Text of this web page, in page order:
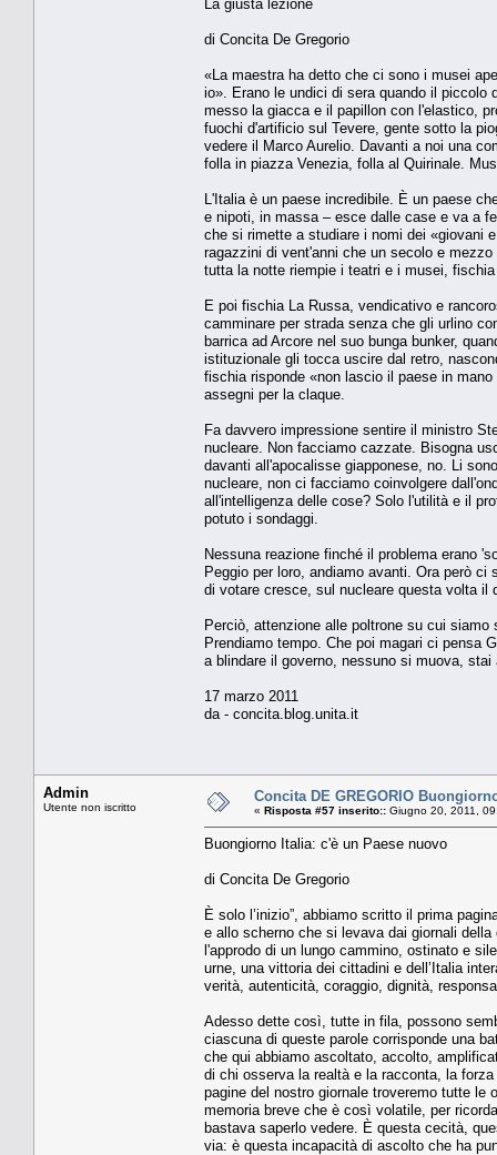
La giusta lezione
di Concita De Gregorio
«La maestra ha detto che ci sono i musei
io». Erano le undici di sera quando il
messo la giacca e il papillon con l'elastico,
fuochi d'artificio sul Tevere, gente sotto la
vedere il Marco Aurelio. Davanti a noi una
folla in piazza Venezia, folla al Quirinale.
L'Italia è un paese incredibile. È un paese
e nipoti, in massa – esce dalle case e va a
che si rimette a studiare i nomi dei «giovani
ragazzini di vent'anni che un secolo e
tutta la notte riempie i teatri e i musei,
E poi fischia La Russa, vendicativo e
camminare per strada senza che gli urlino
barrica ad Arcore nel suo bunga bunker,
istituzionale gli tocca uscire dal retro,
fischia risponde «non lascio il paese in
assegni per la claque.
Fa davvero impressione sentire il ministro
nucleare. Non facciamo cazzate. Bisogna
davanti all'apocalisse giapponese, no. Li
nucleare, non ci facciamo coinvolgere
all'intelligenza delle cose? Solo l'utilità e il
potuto i sondaggi.
Nessuna reazione finché il problema erano
Peggio per loro, andiamo avanti. Ora però
di votare cresce, sul nucleare questa volta il
Perciò, attenzione alle poltrone su cui
Prendiamo tempo. Che poi magari ci pensa
a blindare il governo, nessuno si muova,
17 marzo 2011
da - concita.blog.unita.it
Admin
Utente non iscritto
Concita DE GREGORIO
« Risposta #57 inserito:: Giugno 20, 2011,
Buongiorno Italia: c'è un Paese nuovo
di Concita De Gregorio
È solo l’inizio”, abbiamo scritto il prima
e allo scherno che si levava dai giornali
l'approdo di un lungo cammino, ostinato e
urne, una vittoria dei cittadini e dell’Italia
verità, autenticità, coraggio, dignità,
Adesso dette così, tutte in fila, possono
ciascuna di queste parole corrisponde una
che qui abbiamo ascoltato, accolto,
di chi osserva la realtà e la racconta, la
pagine del nostro giornale troveremo tutte le
memoria breve che è così volatile, per
bastava saperlo vedere. È questa cecità,
via: è questa incapacità di ascolto che ha